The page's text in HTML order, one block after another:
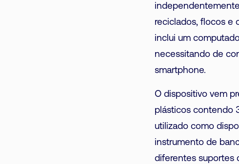
reciclados, flocos e
inclui um
necessitando de
smartphone.
O dispositivo vem
plásticos contendo
utilizado como
instrumento de
diferentes suportes